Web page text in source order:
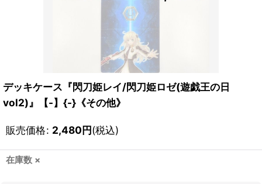
デッキケース『閃刀姫レイ/閃刀姫ロゼ(遊戯王の日
vol2)』【-】{-}《その他》
販売価格: 2,480円(税込)
在庫数 ×